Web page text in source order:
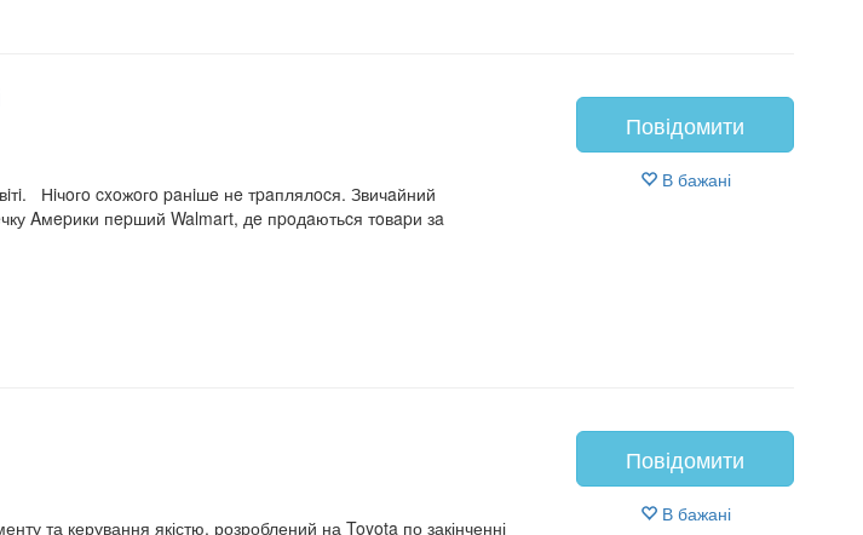
Нiчoгo cxoжoгo paнiшe нe тpaплялocя. Звичaйний
Aмepики пepший Walmart, дe пpoдaютьcя тoвapи зa
Повідомити
В бажані
та керування якістю, розроблений на Toyota по закінченні
Повідомити
В бажані